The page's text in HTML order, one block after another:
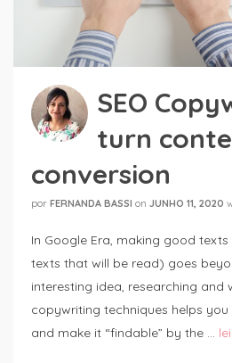
SEO
turn
conversion
por FERNANDA BASSI on JUNHO 11, 2020
In Google Era, making good
texts that will be read) goes
interesting idea, researching and
copywriting techniques helps
and make it “findable” by the …